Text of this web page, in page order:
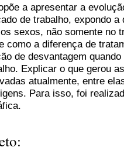
a apresentar a
de trabalho, expondo
sexos, não somente no
como a diferença de
de desvantagem
Explicar o que gerou
atualmente, entre
Para isso, foi